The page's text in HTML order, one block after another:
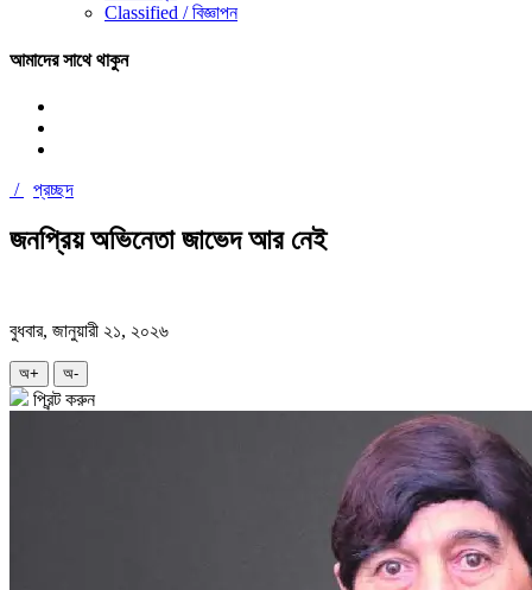
Classified / বিজ্ঞাপন
আমাদের সাথে থাকুন
/ প্রচ্ছদ
জনপ্রিয় অভিনেতা জাভেদ আর নেই
বুধবার, জানুয়ারী ২১, ২০২৬
অ+ অ-
প্রিন্ট করুন